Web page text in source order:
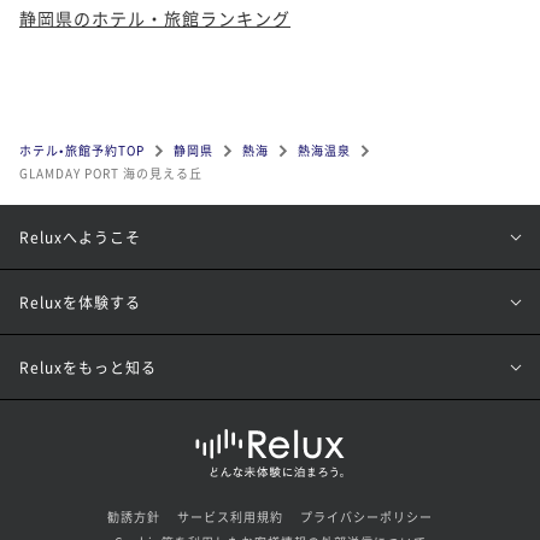
静岡県のホテル・旅館ランキング
ホテル•旅館予約TOP 静岡県 熱海
熱海温泉
GLAMDAY PORT 海の見える丘
Reluxへようこそ
Reluxを体験する
Reluxをもっと知る
勧誘方針 サービス利用規約
プライバシーポリシー